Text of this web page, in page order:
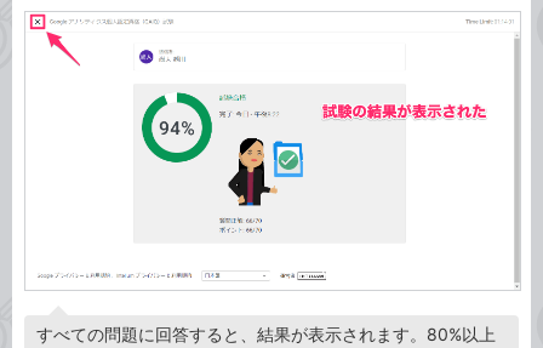
すべての問題に回答すると、結果が表示されます。80%以上